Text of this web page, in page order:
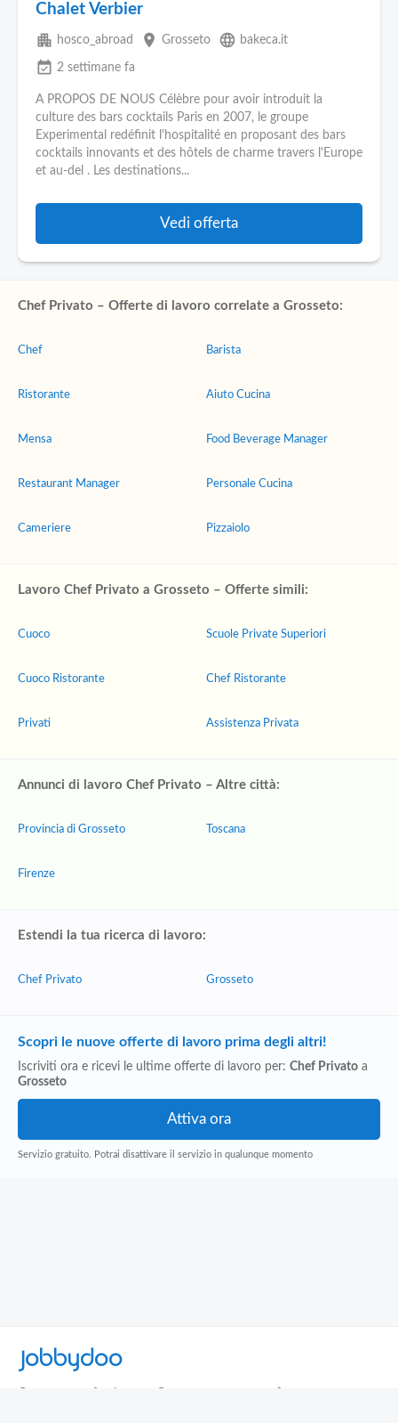
Chalet Verbier
apartment hosco_abroad place Grosseto language bakeca.it
event_available 2 settimane fa
A PROPOS DE NOUS Célèbre pour avoir introduit la
culture des bars cocktails Paris en 2007, le groupe
Experimental redéfinit l'hospitalité en proposant des bars
cocktails innovants et des hôtels de charme travers l'Europe
et au-del . Les destinations...
Vedi offerta
Chef Privato – Offerte di lavoro correlate a Grosseto:
Chef
Ristorante
Mensa
Restaurant Manager
Cameriere
Barista
Aiuto Cucina
Food Beverage Manager
Personale Cucina
Pizzaiolo
Lavoro Chef Privato a Grosseto – Offerte simili:
Cuoco
Cuoco Ristorante
Privati
Scuole Private Superiori
Chef Ristorante
Assistenza Privata
Annunci di lavoro Chef Privato – Altre città:
Provincia di Grosseto
Firenze
Toscana
Estendi la tua ricerca di lavoro:
Chef Privato Grosseto
Scopri le nuove offerte di lavoro prima degli altri!
Iscriviti ora e ricevi le ultime offerte di lavoro per: Chef Privato a
Grosseto
Servizio gratuito. Potrai disattivare il servizio in qualunque momento
Jobbydoo